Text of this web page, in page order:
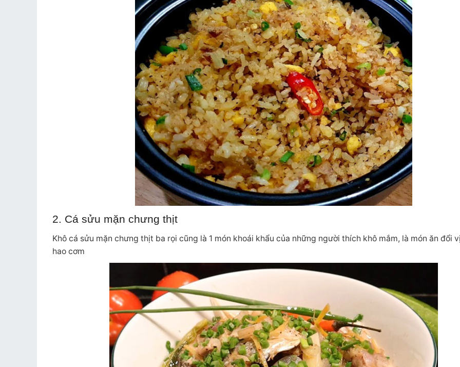
2. Cá sửu mặn chưng thịt
Khô cá sửu mặn chưng thịt ba rọi cũng là 1 món khoái khẩu của những người thích khô mắm, là món ăn đổi
hao cơm